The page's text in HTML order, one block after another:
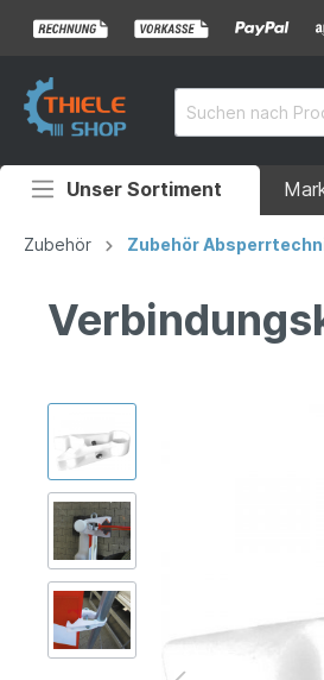
Unser Sortiment
Auffahrrampen
Rollstuhlrampen
Grubenabdeckungen
Absperrtechnik
Gerüsttechnik
Leitern
Lagertechnik
Zubehör Zubehör